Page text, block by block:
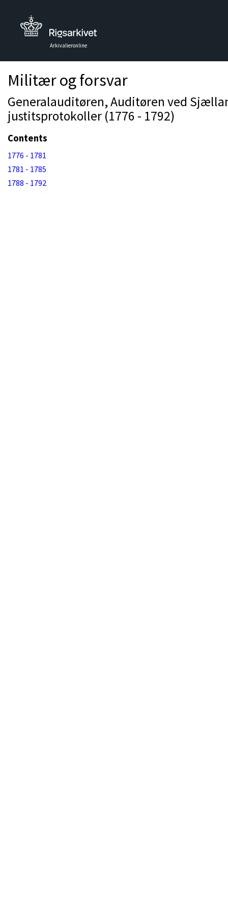
Arkivalieronline
Militær og forsvar
Generalauditøren, Auditøren ved
justitsprotokoller (1776 - 1792)
Contents
1776 - 1781
1781 - 1785
1788 - 1792